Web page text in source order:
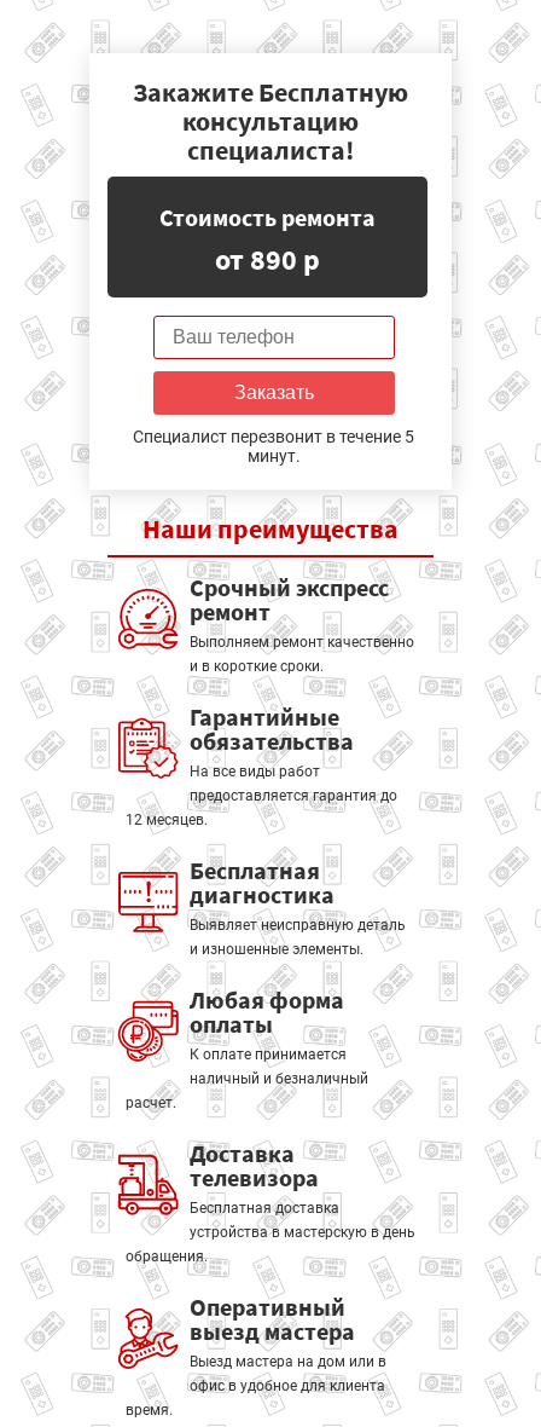
Закажите Бесплатную
консультацию
специалиста!
Стоимость ремонта
от 890 р
Заказать
Специалист перезвонит в течение 5
минут.
Нашипреимущества
Срочный экспресс
ремонт
Выполняем ремонт качественно
и в короткие сроки.
Гарантийные
обязательства
На все виды работ
предоставляется гарантия до
12 месяцев.
Бесплатная
диагностика
Выявляет неисправную деталь
и изношенные элементы.
Любая форма
оплаты
К оплате принимается
наличный и безналичный
расчет.
Доставка
телевизора
Бесплатная доставка
устройства в мастерскую в день
обращения.
Оперативный
выезд мастера
Выезд мастера на дом или в
офис в удобное для клиента
время.